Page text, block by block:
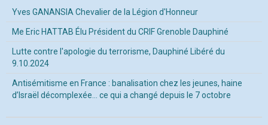
Yves GANANSIA Chevalier de la Légion d'Honneur
Me Eric HATTAB Élu Président du CRIF Grenoble Dauphiné
Lutte contre l'apologie du terrorisme, Dauphiné Libéré du
9.10.2024
Antisémitisme en France : banalisation chez les jeunes, haine
d’Israël décomplexée… ce qui a changé depuis le 7 octobre